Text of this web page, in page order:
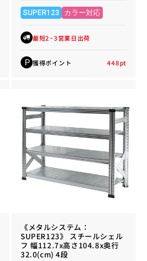
価
格
SUPER123 カラー対応
最短2~3営業日出荷
P 獲得ポイント 448pt
《メタルシステム：
SUPER123》 スチールシェル
フ 幅112.7x高さ104.8x奥行
32.0(cm) 4段